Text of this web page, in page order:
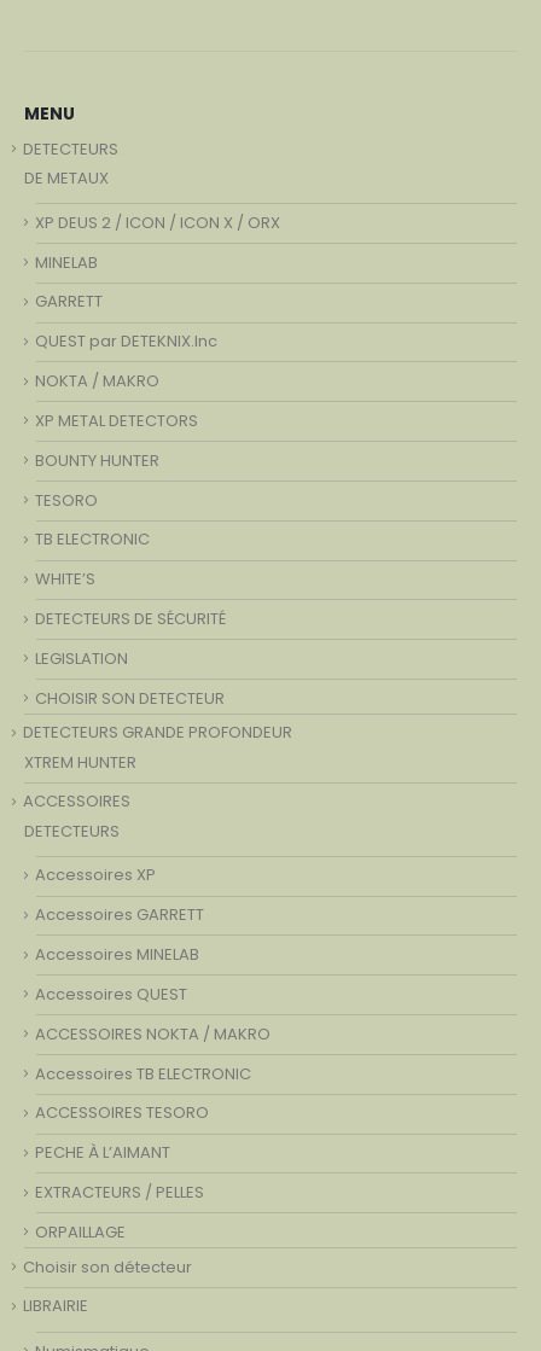
MENU
DETECTEURS
DE METAUX
XP DEUS 2 / ICON / ICON X / ORX
MINELAB
GARRETT
QUEST par DETEKNIX.Inc
NOKTA / MAKRO
XP METAL DETECTORS
BOUNTY HUNTER
TESORO
TB ELECTRONIC
WHITE’S
DETECTEURS DE SÉCURITÉ
LEGISLATION
CHOISIR SON DETECTEUR
DETECTEURS GRANDE PROFONDEUR
XTREM HUNTER
ACCESSOIRES
DETECTEURS
Accessoires XP
Accessoires GARRETT
Accessoires MINELAB
Accessoires QUEST
ACCESSOIRES NOKTA / MAKRO
Accessoires TB ELECTRONIC
ACCESSOIRES TESORO
PECHE À L’AIMANT
EXTRACTEURS / PELLES
ORPAILLAGE
Choisir son détecteur
LIBRAIRIE